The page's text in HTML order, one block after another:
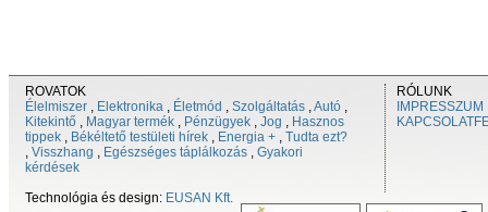
ROVATOK
Élelmiszer , Elektronika , Életmód , Szolgáltatás ,Autó ,
Kitekintő , Magyar termék , Pénzügyek , Jog , Hasznos
tippek , Békéltető testületi hírek , Energia + , Tudta ezt?
, Visszhang , Egészséges táplálkozás , Gyakori
kérdések
Technológia és design: EUSAN Kft.
RÓLUNK
IMPRESSZUM